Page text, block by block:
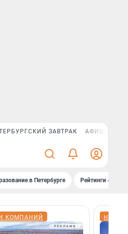
ЗАВТРАК АФИША PLUS
в Петербурге Рейтинги
КОМПАНИЙ